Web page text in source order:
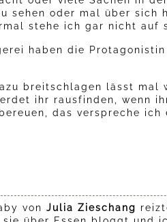
sehen oder mal über
stehe ich gar nicht auf
haben die
breitschlagen lässt mal
ihr rausfinden, wenn
das verspreche
von Julia Zieschang